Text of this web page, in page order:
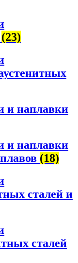
(23)
и наплавки
и наплавки
(18)
сталей и
сталей